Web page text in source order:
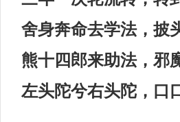
舍身奔命去学法，披
熊十四郎来助法，邪
左头陀兮右头陀，口